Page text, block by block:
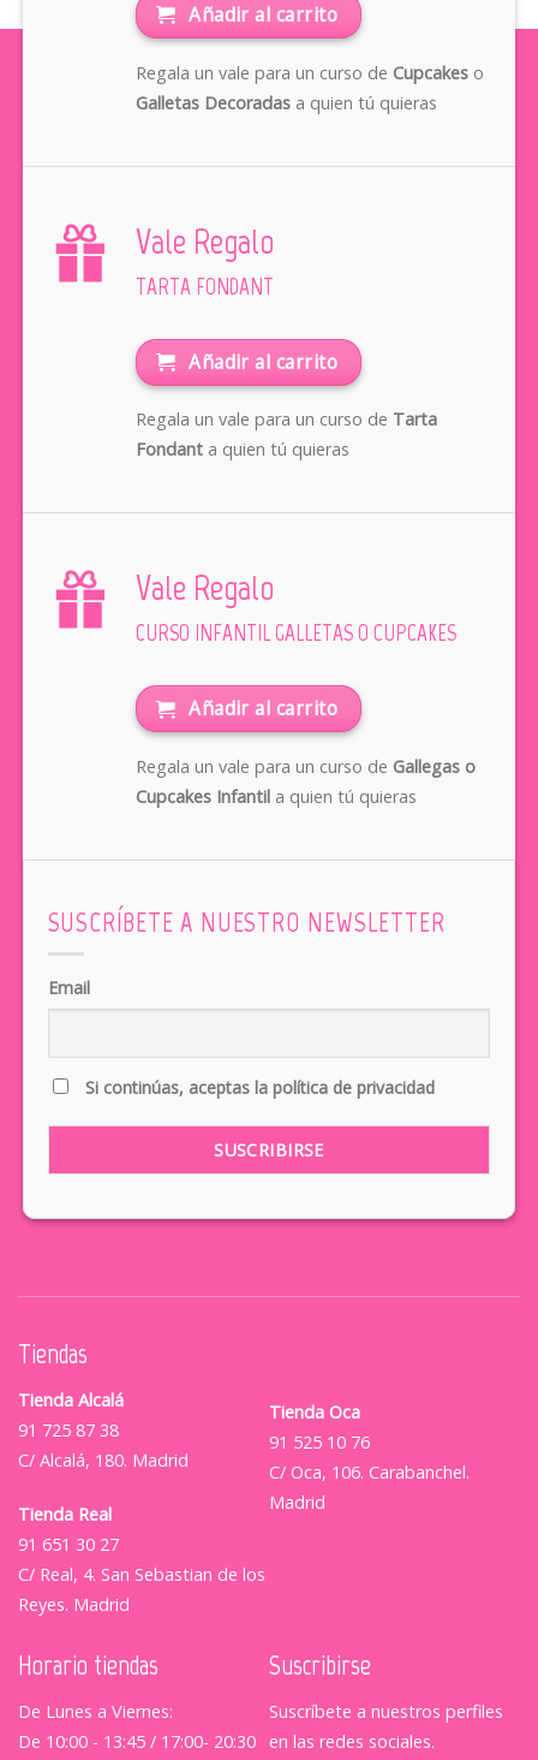
Añadir al carrito
Regala un vale para un curso de Cupcakeso
Galletas Decoradasa quien tú quieras
Vale Regalo
TARTA FONDANT
Añadir al carrito
Regala un vale para un curso de Tarta
Fondanta quien tú quieras
Vale Regalo
CURSO INFANTIL GALLETAS O CUPCAKES
Añadir al carrito
Regala un vale para un curso de Gallegas o
Cupcakes Infantila quien tú quieras
SUSCRÍBETE A NUESTRO NEWSLETTER
Email
Si continúas, aceptas la política de privacidad
Tiendas
Tienda Alcalá
91 725 87 38
C/ Alcalá, 180. Madrid
Tienda Real
91 651 30 27
C/ Real, 4. San Sebastian de los
Reyes. Madrid
Tienda Oca
91 525 10 76
C/ Oca, 106. Carabanchel.
Madrid
Horario tiendas
De Lunes a Viernes:
De 10:00 - 13:45 / 17:00- 20:30
Suscribirse
Suscríbete a nuestros perfiles
en las redes sociales.